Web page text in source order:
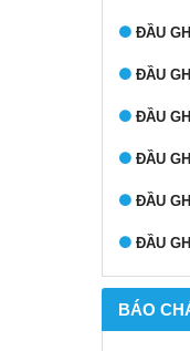
ĐẦU
ĐẦU
ĐẦU
ĐẦU
ĐẦU
ĐẦU
BÁO